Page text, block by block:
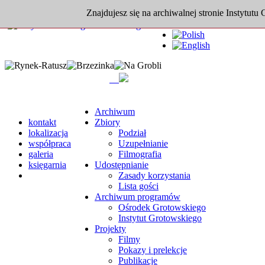
Znajdujesz się na archiwalnej stronie Instytutu
kontakt
lokalizacja
współpraca
galeria
księgarnia
Archiwum
Zbiory
Podział
Uzupełnianie
Filmografia
Udostępnianie
Zasady korzystania
Lista gości
Archiwum programów
Ośrodek Grotowskiego
Instytut Grotowskiego
Projekty
Filmy
Pokazy i prelekcje
Publikacje